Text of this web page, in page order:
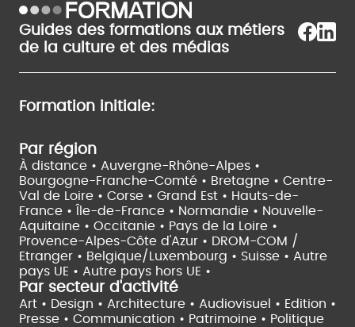
Guides des formations aux métiers
de la culture et des médias
Formation initiale:
Par région
À distance • Auvergne-Rhône-Alpes •
Bourgogne-Franche-Comté • Bretagne • Centre-
Val de Loire • Corse • Grand Est • Hauts-de-
France •
Île-de-France • Normandie • Nouvelle-
Aquitaine • Occitanie • Pays de la Loire •
Provence-Alpes-Côte d'Azur • DROM-COM /
Etranger • Belgique/Luxembourg • Suisse • Autre
pays UE • Autre pays hors UE •
Par secteur d'activité
Art • Design • Architecture • Audiovisuel • Edition •
Presse • Communication • Patrimoine • Politique